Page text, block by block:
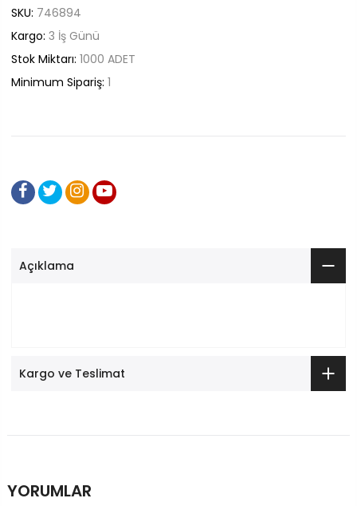
SKU: 746894
Kargo: 3 İş Günü
Stok Miktarı: 1000 ADET
Minimum Sipariş: 1
Açıklama
Kargo ve Teslimat
YORUMLAR